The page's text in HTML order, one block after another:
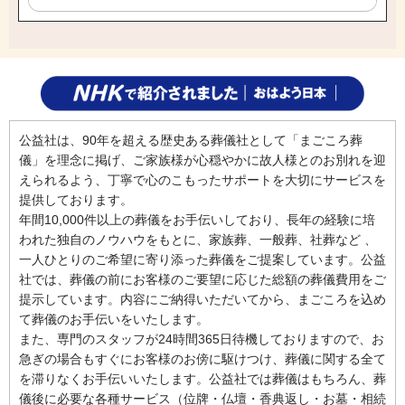
公益社は、90年を超える歴史ある葬儀社として「まごころ葬
儀」を理念に掲げ、ご家族様が心穏やかに故人様とのお別れを迎
えられるよう、丁寧で心のこもったサポートを大切にサービスを
提供しております。
年間10,000件以上の葬儀をお手伝いしており、長年の経験に培
われた独自のノウハウをもとに、家族葬、一般葬、社葬など 、
一人ひとりのご希望に寄り添った葬儀をご提案しています。公益
社では、葬儀の前にお客様のご要望に応じた総額の葬儀費用をご
提示しています。内容にご納得いただいてから、まごころを込め
て葬儀のお手伝いをいたします。
また、専門のスタッフが24時間365日待機しておりますので、お
急ぎの場合もすぐにお客様のお傍に駆けつけ、葬儀に関する全て
を滞りなくお手伝いいたします。公益社では葬儀はもちろん、葬
儀後に必要な各種サービス（位牌・仏壇・香典返し・お墓・相続